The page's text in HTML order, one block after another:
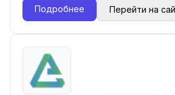
Подробнее Перейти на